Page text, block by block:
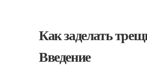
Как заделать
Введение